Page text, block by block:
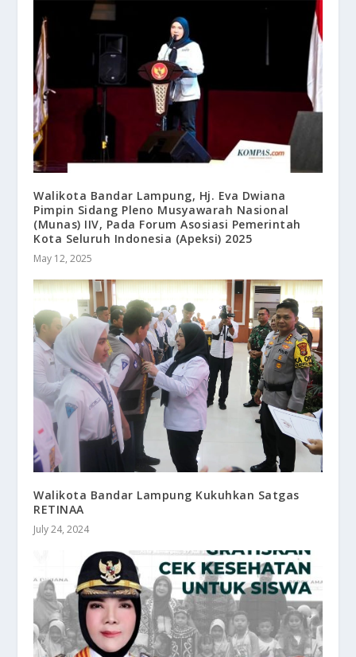
Walikota Bandar Lampung, Hj. Eva Dwiana
Pimpin Sidang Pleno Musyawarah Nasional
(Munas) IIV, Pada Forum Asosiasi Pemerintah
Kota Seluruh Indonesia (Apeksi) 2025
May 12, 2025
Walikota Bandar Lampung Kukuhkan Satgas
RETINAA
July 24, 2024